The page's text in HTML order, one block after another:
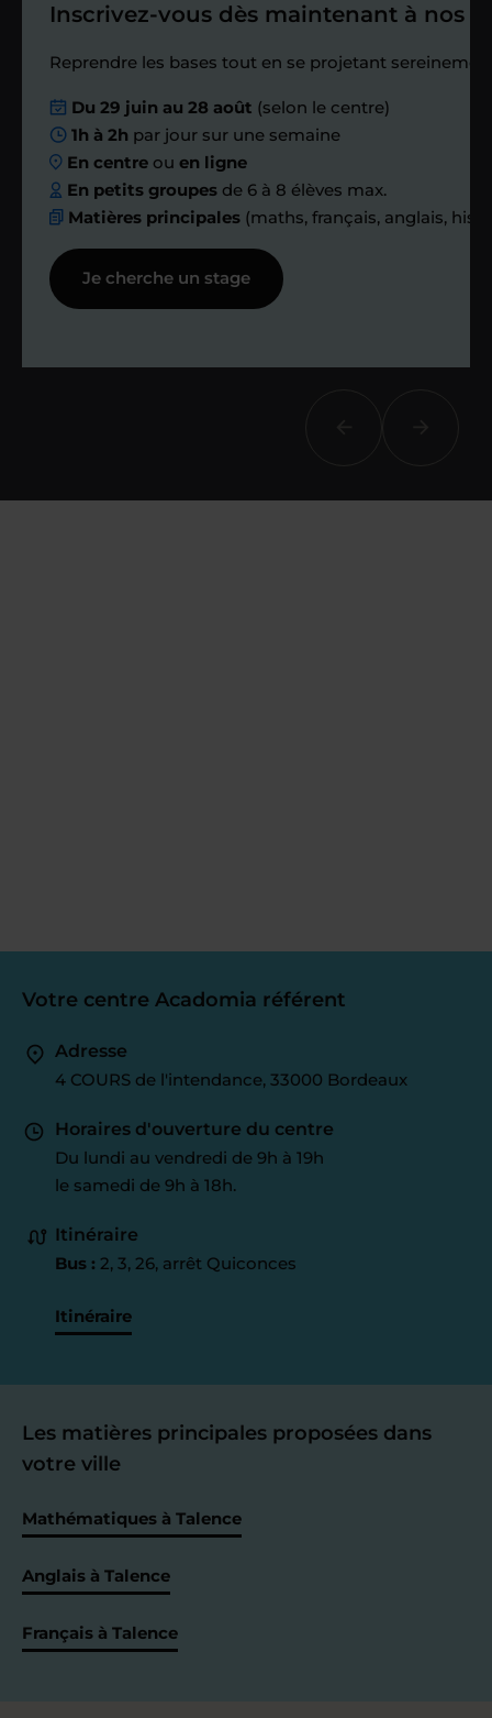
Étape 4
Nous planifions
ensemble des
échanges réguliers
Afin de suivre le travail et les progrès
réalisés, votre enseignant et moi-
même vous proposons des points et
Inscrivez-vous dès maintenant à nos
Reprendre les bases tout en se projetant
Du 29 juin au 28 août (selon le centre)
1h à 2h par jour sur une semaine
En centre ouen ligne
En petits groupes de 6 à 8 élèves max.
Matières principales (maths, français, anglais,
Je cherche un stage
Votre centre Acadomia référent
Adresse
4 COURS de l'intendance, 33000 Bordeaux
Horaires d'ouverture du centre
Du lundi au vendredi de 9h à 19h
le samedi de 9h à 18h.
Itinéraire
Bus : 2, 3, 26, arrêt Quiconces
Itinéraire
Les matières principales proposées dans
votre ville
Mathématiques à Talence
Anglais à Talence
Français à Talence